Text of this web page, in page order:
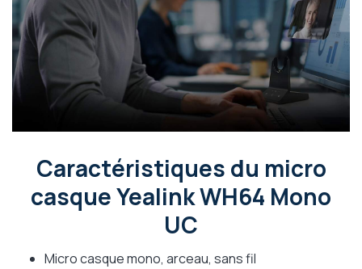
Caractéristiques du micro
casque Yealink WH64 Mono
UC
Micro casque mono, arceau, sans fil